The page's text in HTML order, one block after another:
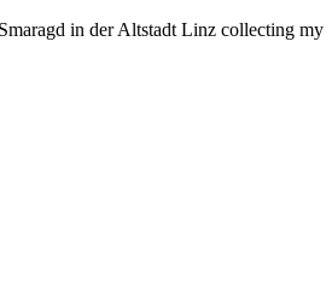
in der Altstadt Linz collecting my